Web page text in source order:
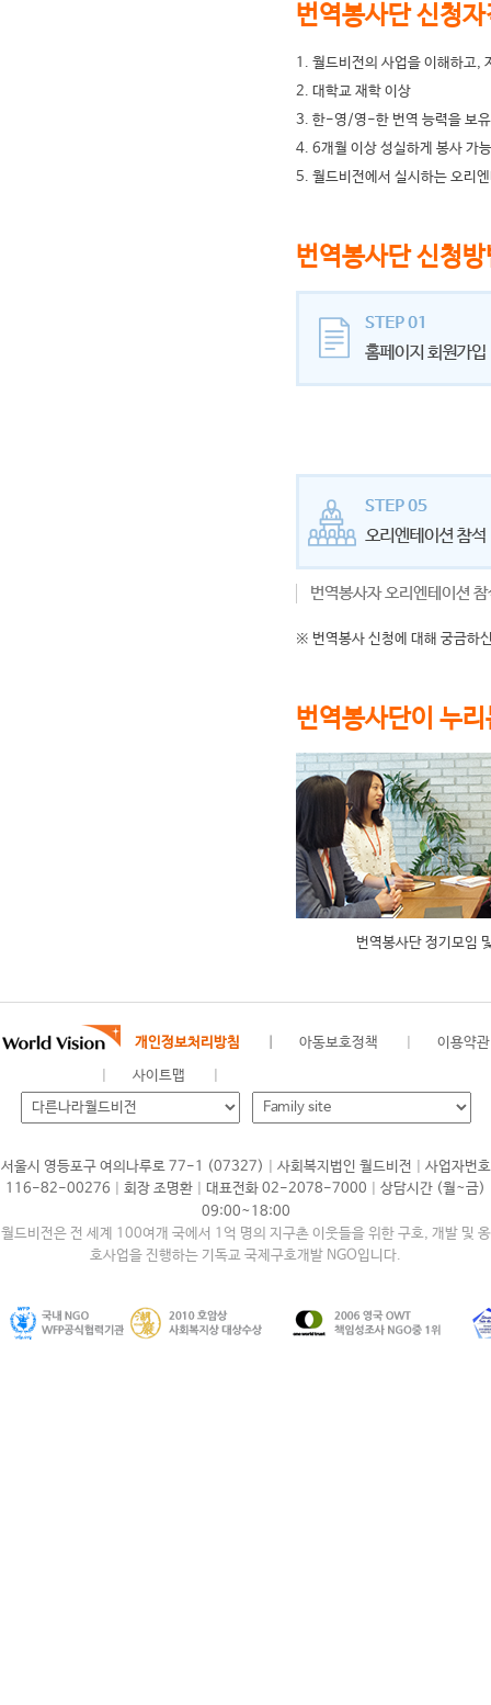
번역봉사단 신청
1. 월드비전의 사업을 이해하고,
2. 대학교 재학 이상
3. 한-영/영-한 번역 능력을 보
4. 6개월 이상 성실하게 봉사 가
5. 월드비전에서 실시하는 오리
번역봉사단 신청
※ 번역봉사 신청에 대해 궁금하
번역봉사단이 누
번역봉사단 정기모임
개인정보처리방침 아동보호정책 이용약관
사이트맵
서울시 영등포구 여의나루로 77-1 (07327) 사회복지법인 월드비전
사업자번호
116-82-00276
회장 조명환 대표전화 02-2078-7000
상담시간 (월~금)
09:00~18:00
월드비전은 전 세계 100여개 국에서 1억 명의 지구촌 이웃들을 위한 구호, 개발 및 옹
호사업을 진행하는 기독교 국제구호개발 NGO입니다.